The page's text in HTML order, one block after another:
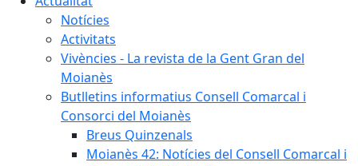
Notícies
Activitats
Vivències - La revista de la Gent Gran del
Moianès
Butlletins informatius Consell Comarcal i
Consorci del Moianès
Breus Quinzenals
Moianès 42: Notícies del Consell Comarcal i